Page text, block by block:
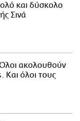
και δύσκολο
Σινά
ακολουθούν
Και όλοι τους